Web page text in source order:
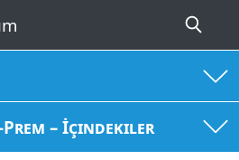
Prem – İçindekiler